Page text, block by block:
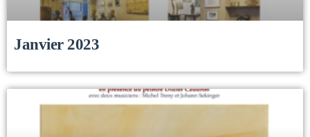
Janvier 2023